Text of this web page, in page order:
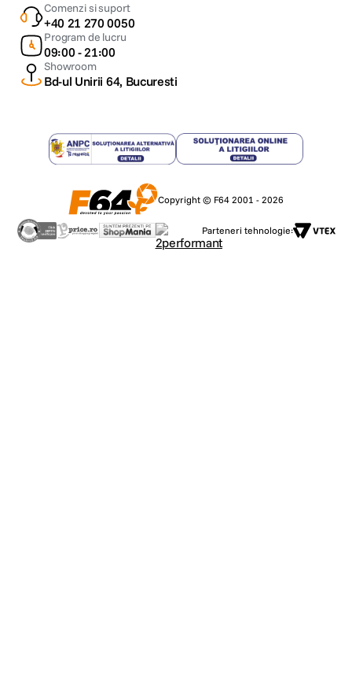
Comenzi si suport
+40 21 270 0050
Program de lucru
09:00 - 21:00
Showroom
Bd-ul Unirii 64, Bucuresti
Copyright © F64 2001 - 2026
Parteneri tehnologie: